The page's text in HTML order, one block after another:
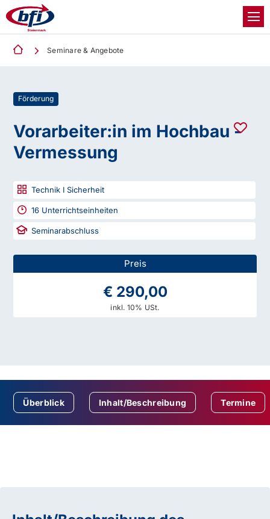
Seminare & Angebote
Förderung
Vorarbeiter:in im Hochbau -
Vermessung
Technik I Sicherheit
16 Unterrichtseinheiten
Seminarabschluss
Preis
€ 290,00
inkl. 10% USt.
Überblick Inhalt/Beschreibung Termine